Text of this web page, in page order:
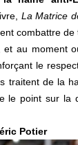
La Matrice
combattre de
au moment
le
traitent de la
le point sur la
Potier